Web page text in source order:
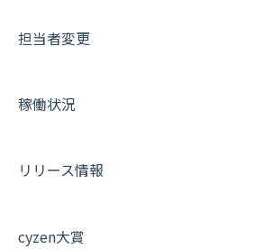
契約・その他
メンバー画面について
その他よくある質問
担当者変更
稼働状況
リリース情報
cyzen大賞